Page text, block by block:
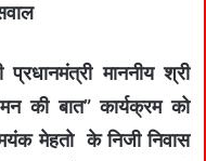
माननीय श्री
की बात” कार्यक्रम को
मेहतो के निजी निवास